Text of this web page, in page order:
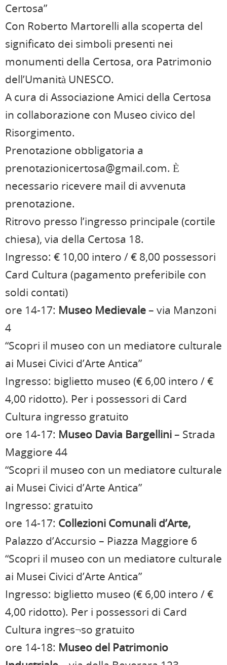
Certosa”
Con Roberto Martorelli alla scoperta del
significato dei simboli presenti nei
monumenti della Certosa, ora Patrimonio
dell’Umanità UNESCO.
A cura di Associazione Amici della Certosa
in collaborazione con Museo civico del
Risorgimento.
Prenotazione obbligatoria a
prenotazionicertosa@gmail.com. È
necessario ricevere mail di avvenuta
prenotazione.
Ritrovo presso l’ingresso principale (cortile
chiesa), via della Certosa 18.
Ingresso: € 10,00 intero / € 8,00 possessori
Card Cultura (pagamento preferibile con
soldi contati)
ore 14-17: Museo Medievale– via Manzoni
4
“Scopri il museo con un mediatore culturale
ai Musei Civici d’Arte Antica”
Ingresso: biglietto museo (€ 6,00 intero / €
4,00 ridotto). Per i possessori di Card
Cultura ingresso gratuito
ore 14-17: Museo Davia Bargellini– Strada
Maggiore 44
“Scopri il museo con un mediatore culturale
ai Musei Civici d’Arte Antica”
Ingresso: gratuito
ore 14-17: Collezioni Comunali d’Arte,
Palazzo d’Accursio – Piazza Maggiore 6
“Scopri il museo con un mediatore culturale
ai Musei Civici d’Arte Antica”
Ingresso: biglietto museo (€ 6,00 intero / €
4,00 ridotto). Per i possessori di Card
Cultura ingres¬so gratuito
ore 14-18: Museo del Patrimonio